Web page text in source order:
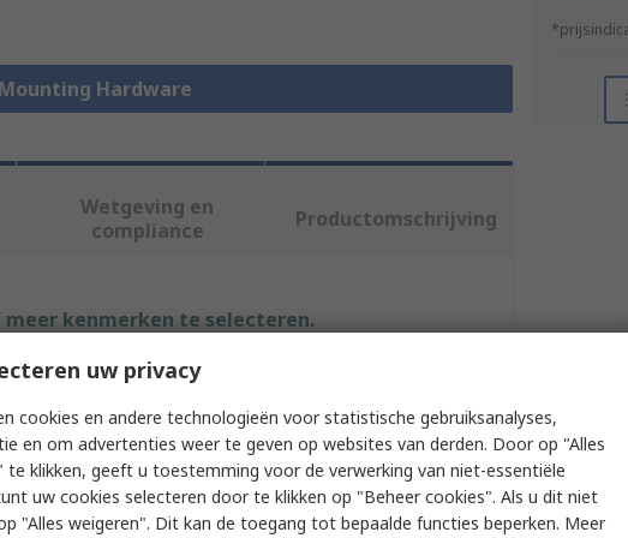
Hardware
Wetgeving en
compliance
Productomschrijving
kenmerken te selecteren.
Waarde
nVent SCHROFF
Cover Plate
Cover Plate
uw privacy
cookies en andere technologieën voor statistische gebruiksanalyses,
en om advertenties weer te geven op websites van derden. Door op "Alles
te klikken, geeft u toestemming voor de verwerking van niet-essentiële
uw cookies selecteren door te klikken op "Beheer cookies". Als u dit niet
"Alles weigeren". Dit kan de toegang tot bepaalde functies beperken. Meer